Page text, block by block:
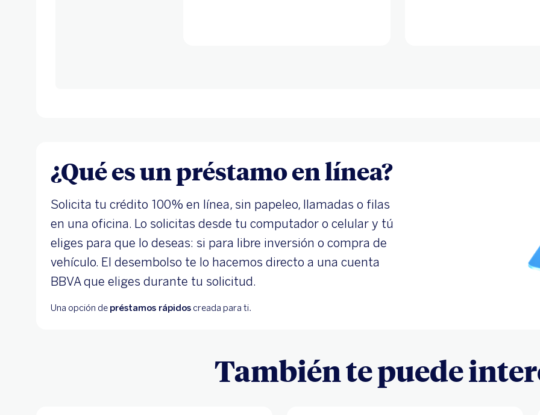
¿Qué es un préstamo en línea?
Solicita tu crédito 100% en línea, sin papeleo, llamadas o filas
en una oficina. Lo solicitas desde tu computador o celular y tú
eliges para que lo deseas: si para libre inversión o compra de
vehículo. El desembolso te lo hacemos directo a una cuenta
BBVA que eliges durante tu solicitud.
Una opción de préstamos rápidos creada para ti.
También te puede